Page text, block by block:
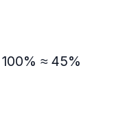
× 100\%≈
100% ≈ 45%